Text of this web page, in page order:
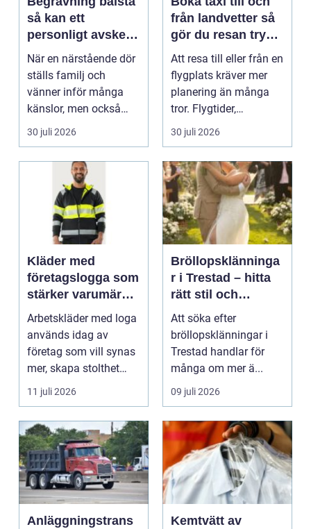
så kan ett
personligt avsked
formas
När en närstående dör
ställs familj och
vänner inför många
känslor, men också
praktiska beslut. En b...
30 juli 2026
från landvetter så
gör du resan trygg
och smidig
Att resa till eller från en
flygplats kräver mer
planering än många
tror. Flygtider,
packning, säker...
30 juli 2026
Kläder med
företagslogga som
stärker varumärket
varje dag
Arbetskläder med loga
används idag av
företag som vill synas
mer, skapa stolthet
inte...
11 juli 2026
Bröllopsklänninga
r i Trestad – hitta
rätt stil och
passform inför den
stora dagen
Att söka efter
bröllopsklänningar i
Trestad handlar för
många om mer ä...
09 juli 2026
Anläggningstrans
Kemtvätt av